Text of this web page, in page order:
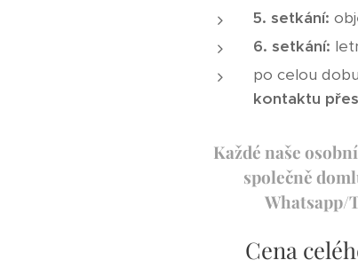
5. setkání:
6. setkání:
po celou
kontaktu
Každé naše
společně
Whatsapp/
Cena